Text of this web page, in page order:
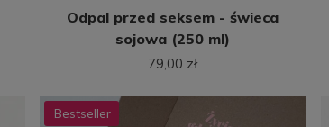
Odpal przed seksem - świeca
sojowa (250 ml)
79,00 zł